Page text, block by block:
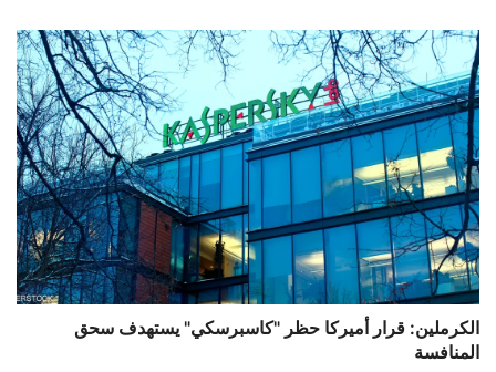
الكرملين: قرار أميركا حظر "كاسبرسكي" يستهدف سحق
المنافسة